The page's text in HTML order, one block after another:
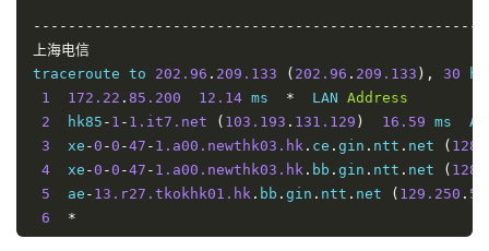
上海电信
traceroute to 202.96 . 209.133 ( 202.96 . 209.133 ), 30
1
172.22 . 85.200 12.14 ms *
  LAN
Address
2
  hk85
- 1 - 1.it7.net ( 103.193 . 131.129 ) 16.59 ms
3
  xe
-0 -0 -47 - 1.a00.newthk03.hk . ce . gin . ntt . net (
4
  xe
-0 -0 -47 - 1.a00.newthk03.hk . bb . gin . ntt . net (
5
  ae
- 13.r27.tkokhk01.hk . bb . gin . ntt . net ( 129.250 .
6
*
7
*